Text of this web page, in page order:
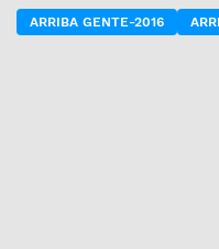
ARRIBA GENTE-2016